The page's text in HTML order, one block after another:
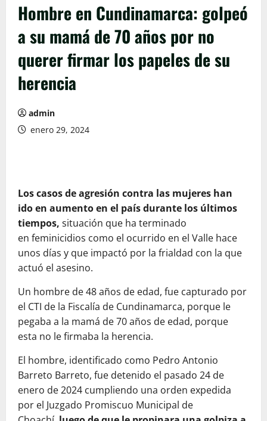
Hombre en Cundinamarca: golpeó
a su mamá de 70 años por no
querer firmar los papeles de su
herencia
admin
enero 29, 2024
Los casos de agresión contra las mujeres han
ido en aumento en el país durante los últimos
tiempos, situación que ha terminado
en feminicidios como el ocurrido en el Valle hace
unos días y que impactó por la frialdad con la que
actuó el asesino.
Un hombre de 48 años de edad, fue capturado por
el CTI de la Fiscalía de Cundinamarca, porque le
pegaba a la mamá de 70 años de edad, porque
esta no le firmaba la herencia.
El hombre, identificado como Pedro Antonio
Barreto Barreto, fue detenido el pasado 24 de
enero de 2024 cumpliendo una orden expedida
por el Juzgado Promiscuo Municipal de